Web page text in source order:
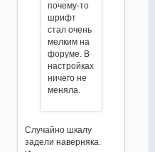
почему-то
шрифт
стал очень
мелким на
форуме. В
настройках
ничего не
меняла.
Случайно шкалу
задели наверняка.